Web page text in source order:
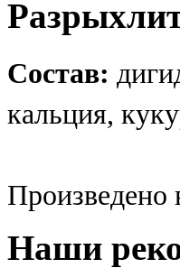
Состав:
кальция,
Произведено
Наши